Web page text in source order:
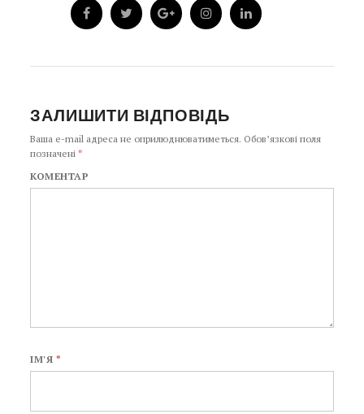
ЗАЛИШИТИ ВІДПОВІДЬ
Ваша e-mail адреса не оприлюднюватиметься. Обов’язкові поля
позначені*
КОМЕНТАР
ІМ'Я *